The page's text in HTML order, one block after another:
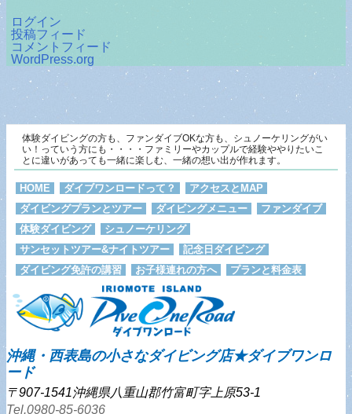
ログイン
投稿フィード
コメントフィード
WordPress.org
体験ダイビングの方も、ファンダイブOKな方も、シュノーケリングがい
い！っていう方にも・・・・ファミリーやカップルで経験ややりたいこ
とに違いがあっても一緒に楽しむ、一緒の想い出が作れます。
HOME ダイブワンロードって？
アクセスとMAP
ダイビングプランとツアー
ダイビングメニュー
ファンダイブ
体験ダイビング
シュノーケリング
サンセットツアー&ナイトツアー
記念日ダイビング
ダイビング免許の講習
お子様連れの方へ プランと料金表
沖縄・西表島の小さなダイビング店★ダイブワンロ
ード
〒907-1541沖縄県八重山郡竹富町字上原53-1
Tel.0980-85-6036